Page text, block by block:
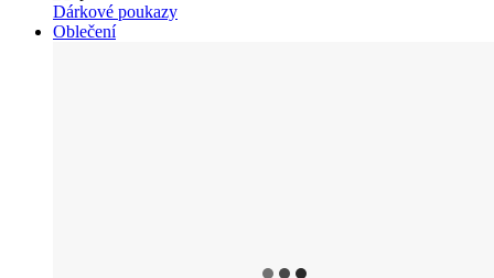
Dárkové poukazy
Oblečení